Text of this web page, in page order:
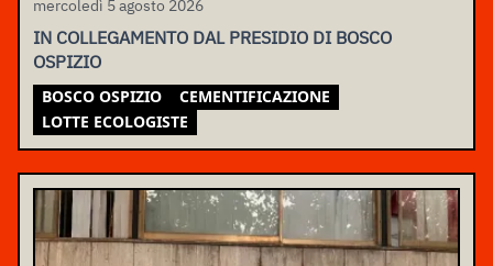
mercoledì 5 agosto 2026
IN COLLEGAMENTO DAL PRESIDIO DI BOSCO
OSPIZIO
BOSCO OSPIZIO
CEMENTIFICAZIONE
LOTTE ECOLOGISTE